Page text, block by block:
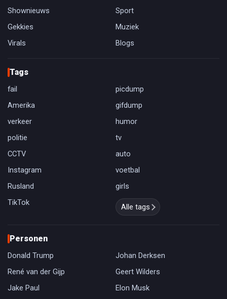
Shownieuws
Sport
Gekkies
Muziek
Virals
Blogs
Tags
fail
picdump
Amerika
gifdump
verkeer
humor
politie
tv
CCTV
auto
Instagram
voetbal
Rusland
girls
TikTok
Alle tags
Personen
Donald Trump
Johan Derksen
René van der Gijp
Geert Wilders
Jake Paul
Elon Musk